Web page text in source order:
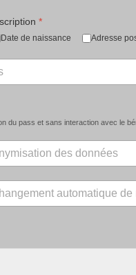
*
Date de naissance Adresse
du pass et sans interaction avec le